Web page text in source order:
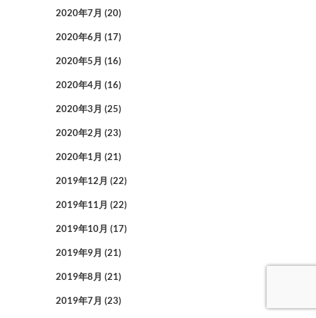
2020年7月 (20)
2020年6月 (17)
2020年5月 (16)
2020年4月 (16)
2020年3月 (25)
2020年2月 (23)
2020年1月 (21)
2019年12月 (22)
2019年11月 (22)
2019年10月 (17)
2019年9月 (21)
2019年8月 (21)
2019年7月 (23)